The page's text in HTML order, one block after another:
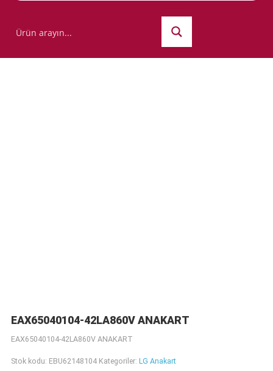
EAX65040104-42LA860V ANAKART
EAX65040104-42LA860V ANAKART
Stok kodu: EBU62148104 Kategoriler: LG Anakart